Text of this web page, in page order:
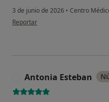
3 de junio de 2026 • Centro
en opinión del usuario Miguel
Reportar
Antonia Esteban